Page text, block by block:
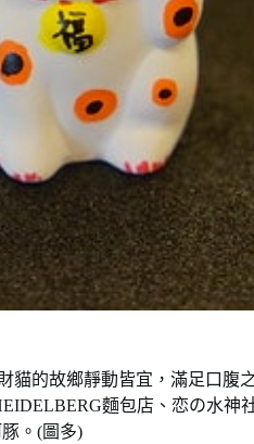
貓的故鄉靜動皆宜，滿足口腹
麵包店、恋の水神
。(圖多)